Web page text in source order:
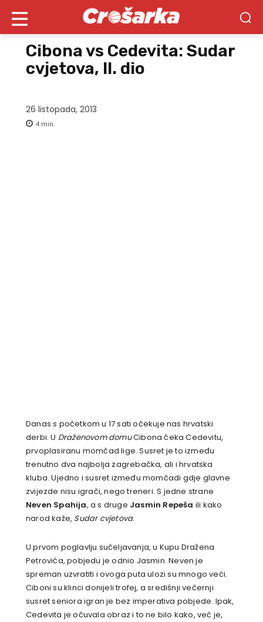
Cibona vs Cedevita: Sudar
cvjetova, II. dio
26 listopada, 2013
4 min.
Danas s početkom u 17 sati očekuje nas hrvatski
derbi. U Draženovom domuCibona čeka Cedevitu,
prvoplasiranu momčad lige. Susret je to između
trenutno dva najbolja zagrebačka, ali i hrvatska
kluba. Ujedno i susret između momčadi gdje glavne
zvijezde nisu igrači, nego treneri. S jedne strane
Neven Spahija, a s druge Jasmin Repeša ili kako
narod kaže, Sudar cvjetova.
U prvom poglavlju sučeljavanja, u Kupu Dražena
Petrovića, pobjedu je odnio Jasmin. Neven je
spreman uzvratiti i ovoga puta ulozi su mnogo veći.
Ciboni su klinci donijeli trofej, a središnji večernji
susret seniora igran je bez imperativa pobjede. Ipak,
Cedevita je očuvala obraz i to ne bilo kako, već je,